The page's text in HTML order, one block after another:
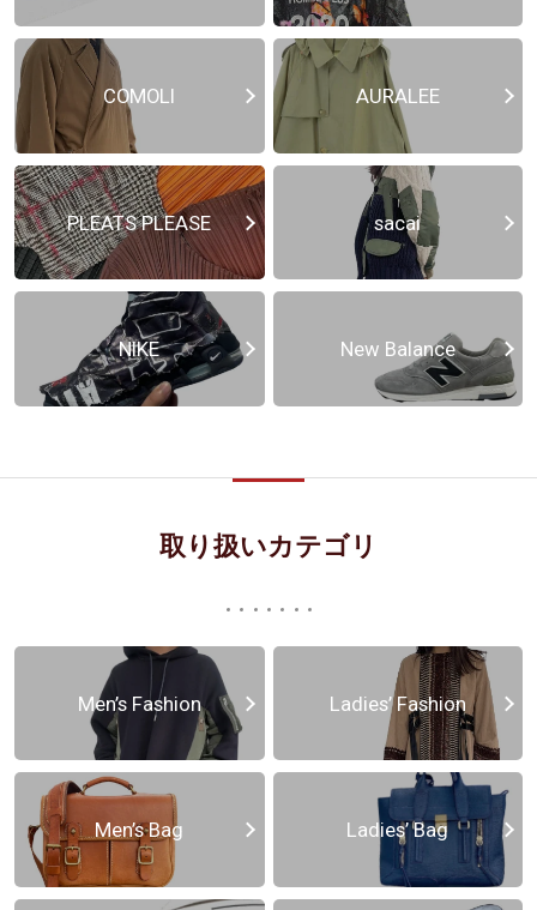
COMOLI AURALEE
PLEATS PLEASE sacai
NIKE New Balance
取り扱いカテゴリ
Men’s Fashion Ladies’ Fashion
Men’s Bag Ladies’ Bag